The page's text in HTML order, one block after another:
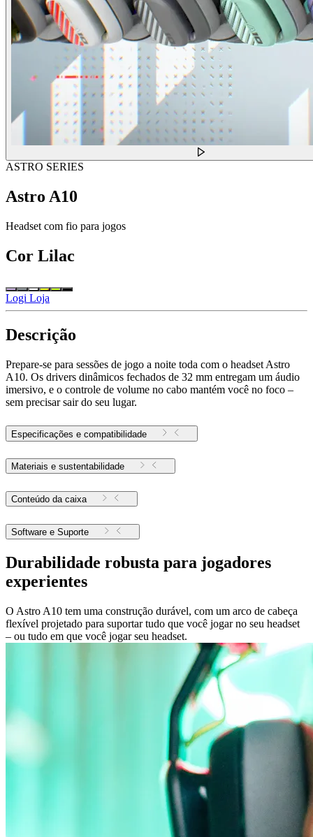
ASTRO SERIES
Astro A10
Headset com fio para jogos
Cor Lilac
Logi Loja
Descrição
Prepare-se para sessões de jogo a noite toda com o headset Astro
A10. Os drivers dinâmicos fechados de 32 mm entregam um áudio
imersivo, e o controle de volume no cabo mantém você no foco –
sem precisar sair do seu lugar.
Especificações e compatibilidade
Materiais e sustentabilidade
Conteúdo da caixa
Software e Suporte
Durabilidade robusta para jogadores
experientes
O Astro A10 tem uma construção durável, com um arco de cabeça
flexível projetado para suportar tudo que você jogar no seu headset
– ou tudo em que você jogar seu headset.